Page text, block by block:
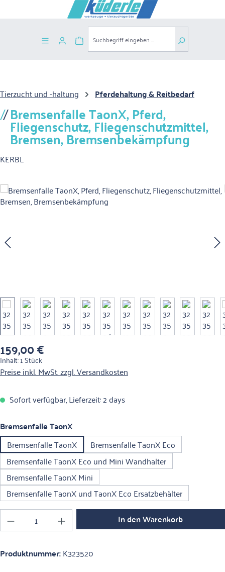
Zum Hauptinhalt springen
Warenkorb enthält 0 Positionen. Der
Tierzucht und -haltung Pferdehaltung & Reitbedarf
Bremsenfalle TaonX, Pferd,
Fliegenschutz, Fliegenschutzmittel,
Bremsen, Bremsenbekämpfung
KERBL
Bildergalerie überspringen
Regulärer Preis:
159,00 €
Inhalt:1 Stück
Preise inkl. MwSt. zzgl. Versandkosten
Sofort verfügbar, Lieferzeit: 2 days
Bremsenfalle TaonXauswählen
Bremsenfalle TaonX
Bremsenfalle TaonX Eco
Bremsenfalle TaonX Eco und Mini Wandhalter
Bremsenfalle TaonX Mini
Bremsenfalle TaonX und TaonX Eco Ersatzbehälter
Produkt Anzahl: Gib den gewünschten Wert
In den Warenkorb
Produktnummer:K323520